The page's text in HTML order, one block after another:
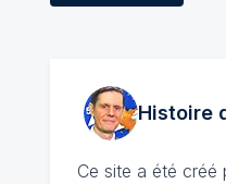
Histoire
Ce site a été créé